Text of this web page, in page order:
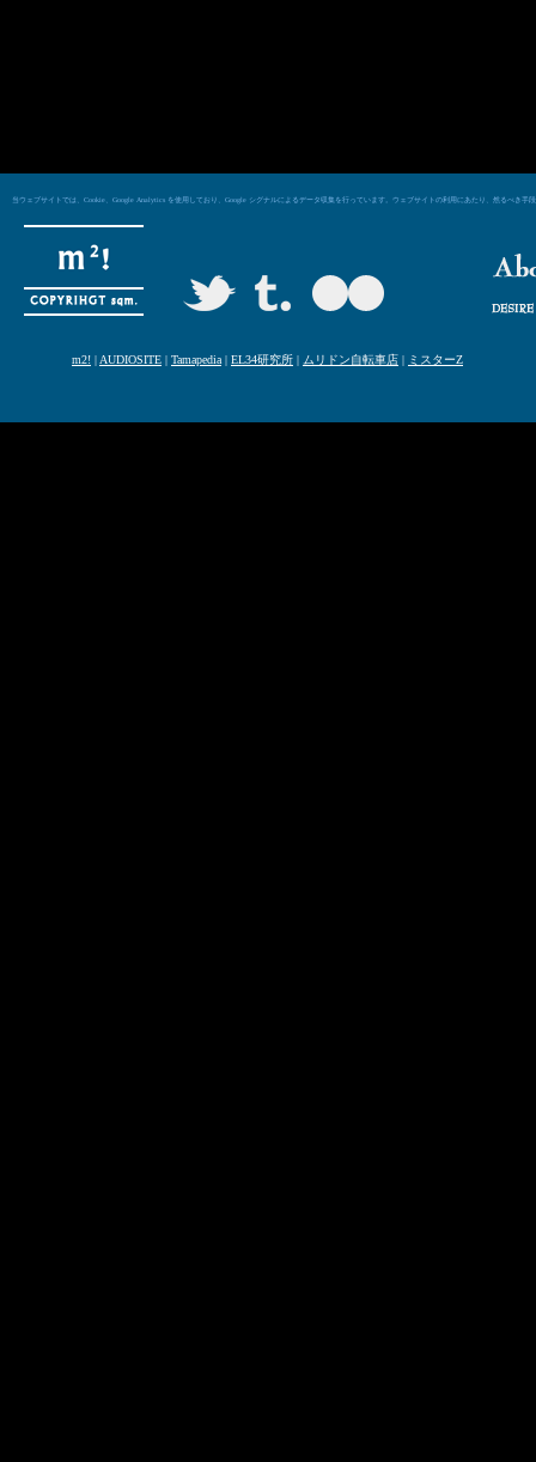
当ウェブサイトでは、Cookie、Google Analytics を使用しており、Google シグナルによるデータ収集を行っています。ウェブサイトの利用にあたり、然るべき
m2! | AUDIOSITE | Tamapedia | EL34研究所 | ムリドン自転車店 | ミスターZ